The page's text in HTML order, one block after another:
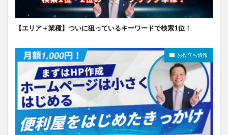
【エリア＋業種】ついに狙っているキーワードで検索1位！
お役立ち情報